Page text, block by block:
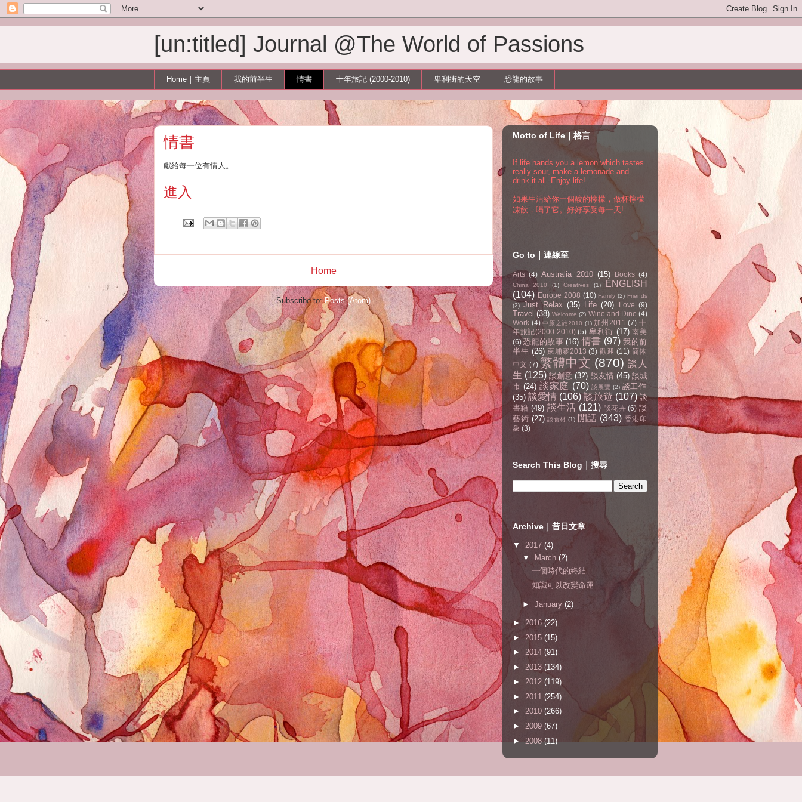
[un:titled] Journal @The World of Passions
Home｜主頁 我的前半生 情書 十年旅記 (2000-2010) 卑利街的天空 恐龍的故事
情書
獻給每一位有情人。
進入
Home
Subscribe to:Posts (Atom)
Motto of Life｜格言
If life hands you a lemon which tastes
really sour, make a lemonade and
drink it all. Enjoy life!
如果生活給你一個酸的檸檬，做杯檸檬
凍飲，喝了它。好好享受每一天!
Go to｜連線至
Arts (4) Australia 2010 (15) Books (4)
China 2010 (1) Creatives (1)
ENGLISH
(104) Europe 2008 (10) Family (2) Friends
(2) Just Relax (35) Life (20) Love (9)
Travel (38) Welcome (2) Wine and Dine (4)
Work (4) 中原之旅2010 (1) 加州2011 (7) 十
年旅記(2000-2010) (5) 卑利街 (17) 南美
(6) 恐龍的故事 (16) 情書 (97) 我的前
半生 (26) 柬埔寨2013 (3) 歡迎 (11) 简体
中文 (7) 繁體中文 (870) 談人
生 (125) 談創意 (32) 談友情 (45) 談城
市 (24) 談家庭 (70) 談展覽 (2) 談工作
(35) 談愛情 (106) 談旅遊 (107) 談
書籍 (49) 談生活 (121) 談花卉 (6) 談
藝術 (27) 談食材 (1) 閒話 (343) 香港印
象 (3)
Search This Blog｜搜尋
Archive｜昔日文章
▼ 2017 (4)
▼
March (2)
一個時代的終結
知識可以改變命運
► January (2)
► 2016 (22)
► 2015 (15)
► 2014 (91)
► 2013 (134)
► 2012 (119)
► 2011 (254)
► 2010 (266)
► 2009 (67)
► 2008 (11)